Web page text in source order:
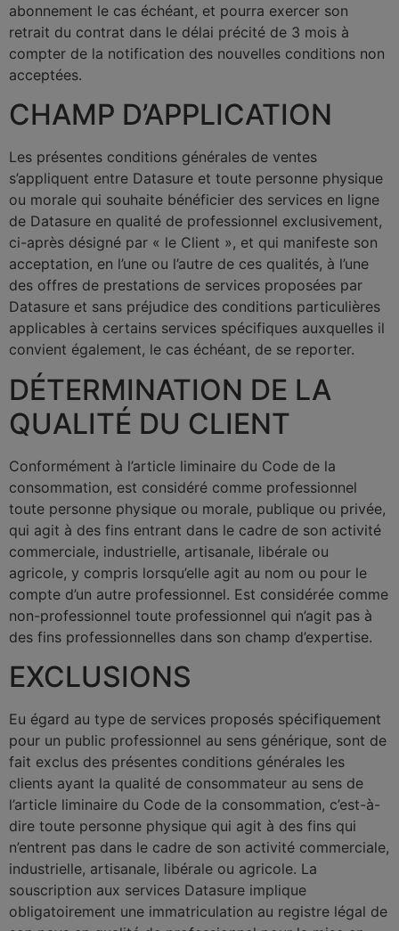
abonnement le cas échéant, et pourra exercer son
retrait du contrat dans le délai précité de 3 mois à
compter de la notification des nouvelles conditions non
acceptées.
CHAMP D’APPLICATION
Les présentes conditions générales de ventes
s’appliquent entre Datasure et toute personne physique
ou morale qui souhaite bénéficier des services en ligne
de Datasure en qualité de professionnel exclusivement,
ci-après désigné par « le Client », et qui manifeste son
acceptation, en l’une ou l’autre de ces qualités, à l’une
des offres de prestations de services proposées par
Datasure et sans préjudice des conditions particulières
applicables à certains services spécifiques auxquelles il
convient également, le cas échéant, de se reporter.
DÉTERMINATION DE LA
QUALITÉ DU CLIENT
Conformément à l’article liminaire du Code de la
consommation, est considéré comme professionnel
toute personne physique ou morale, publique ou privée,
qui agit à des fins entrant dans le cadre de son activité
commerciale, industrielle, artisanale, libérale ou
agricole, y compris lorsqu’elle agit au nom ou pour le
compte d’un autre professionnel. Est considérée comme
non-professionnel toute professionnel qui n’agit pas à
des fins professionnelles dans son champ d’expertise.
EXCLUSIONS
Eu égard au type de services proposés spécifiquement
pour un public professionnel au sens générique, sont de
fait exclus des présentes conditions générales les
clients ayant la qualité de consommateur au sens de
l’article liminaire du Code de la consommation, c’est-à-
dire toute personne physique qui agit à des fins qui
n’entrent pas dans le cadre de son activité commerciale,
industrielle, artisanale, libérale ou agricole. La
souscription aux services Datasure implique
obligatoirement une immatriculation au registre légal de